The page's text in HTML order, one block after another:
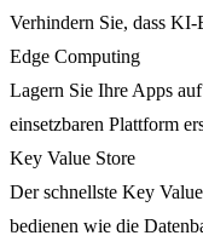
Verhindern Sie, dass KI-
Edge Computing
Lagern Sie Ihre Apps
einsetzbaren Plattform
Key Value Store
Der schnellste Key
bedienen wie die